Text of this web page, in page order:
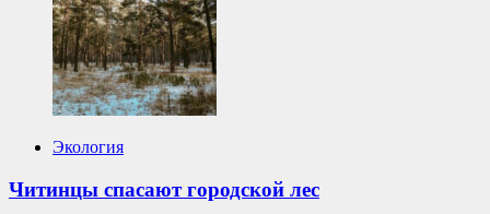
Экология
Читинцы спасают городской лес